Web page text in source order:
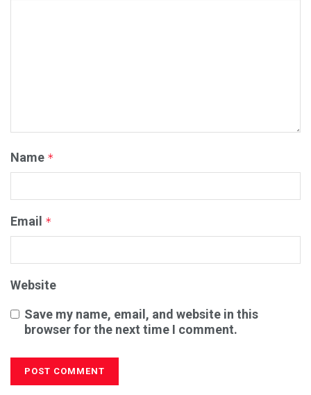
Name *
Email *
Website
Save my name, email, and website in this
browser for the next time I comment.